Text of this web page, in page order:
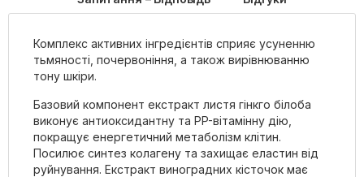
Комплекс активних інгредієнтів сприяє усуненню
тьмяності, почервоніння, а також вирівнюванню
тону шкіри.
Базовий компонент екстракт листя гінкго білоба
виконує антиоксидантну та PP-вітамінну дію,
покращує енергетичний метаболізм клітин.
Посилює синтез колагену та захищає еластин від
руйнування. Екстракт виноградних кісточок має